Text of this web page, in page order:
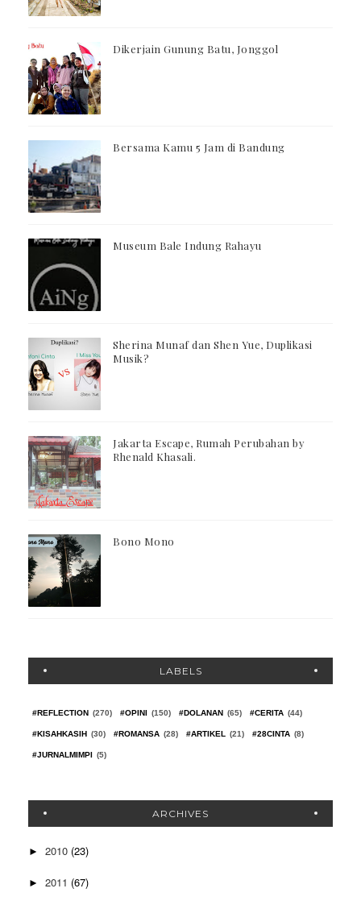
Dikerjain Gunung Batu, Jonggol
Bersama Kamu 5 Jam di Bandung
Museum Bale Indung Rahayu
Sherina Munaf dan Shen Yue, Duplikasi
Musik?
Jakarta Escape, Rumah Perubahan by
Rhenald Khasali.
Bono Mono
LABELS
#REFLECTION (270) #OPINI (150) #DOLANAN (65) #CERITA (44)
#KISAHKASIH (30) #ROMANSA (28) #ARTIKEL (21) #28CINTA (8)
#JURNALMIMPI (5)
ARCHIVES
► 2010 (23)
► 2011 (67)